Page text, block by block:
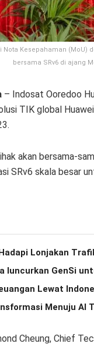
Kesepahaman (MoU)
bersama SRv6 di ajang
– Indosat Ooredoo
TIK global
akan bersama-
SRv6 skala besar
Lonjakan
luncurkan GenSi
Lewat
Menuju AI
Cheung, Chief